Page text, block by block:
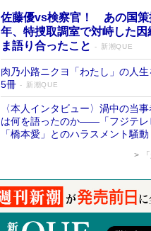
佐藤優vs検察官！ あの国策
年、特捜取調室で対峙した因
ま語り合ったこと
新潮QUE
肉乃小路ニクヨ「わたし」の人
5冊
新潮QUE
〈本人インタビュー〉渦中の当事
は何を語ったのか――「フジテレ
「橋本愛」とのハラスメント騒動